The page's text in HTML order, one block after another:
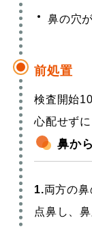
鼻の穴
前処置
検査開始
心配せず
鼻か
1.両方の
点鼻し、